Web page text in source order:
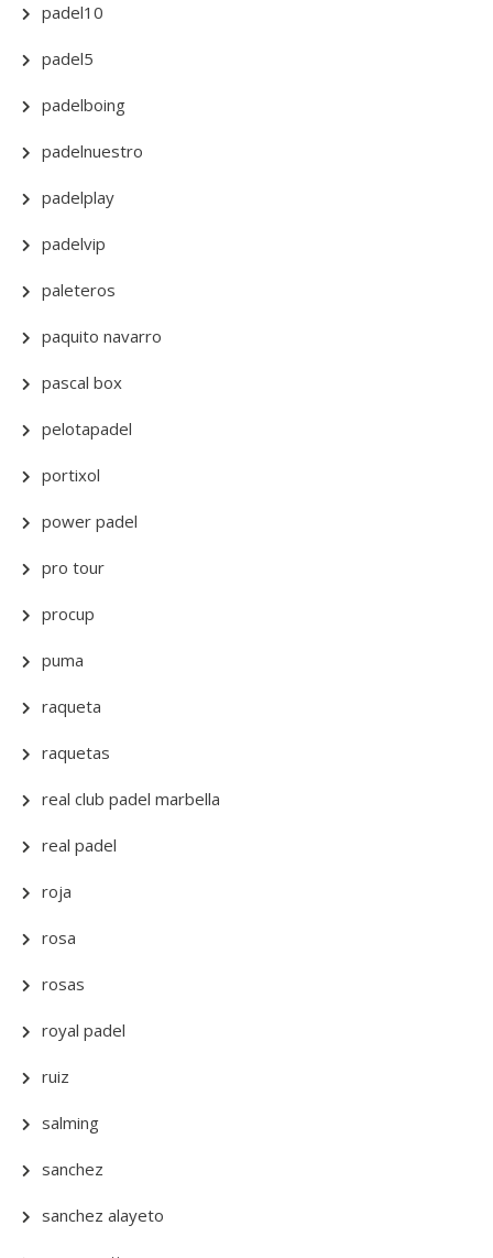
padel10
padel5
padelboing
padelnuestro
padelplay
padelvip
paleteros
paquito navarro
pascal box
pelotapadel
portixol
power padel
pro tour
procup
puma
raqueta
raquetas
real club padel marbella
real padel
roja
rosa
rosas
royal padel
ruiz
salming
sanchez
sanchez alayeto